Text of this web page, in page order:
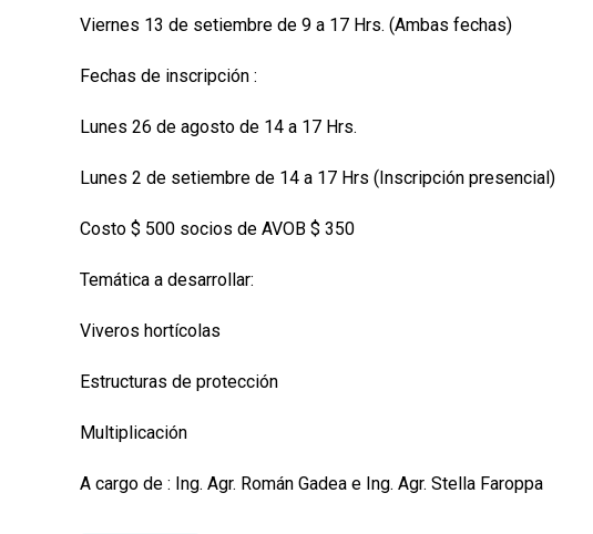
Viernes 13 de setiembre de 9 a 17 Hrs. (Ambas fechas)
Fechas de inscripción :
Lunes 26 de agosto de 14 a 17 Hrs.
Lunes 2 de setiembre de 14 a 17 Hrs (Inscripción presencial)
Costo $ 500 socios de AVOB $ 350
Temática a desarrollar:
Viveros hortícolas
Estructuras de protección
Multiplicación
A cargo de : Ing. Agr. Román Gadea e Ing. Agr. Stella Faroppa